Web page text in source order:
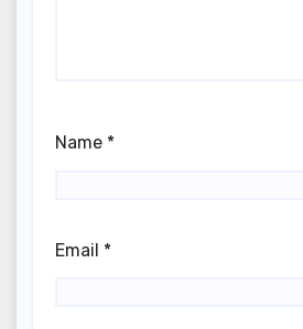
Name *
Email *